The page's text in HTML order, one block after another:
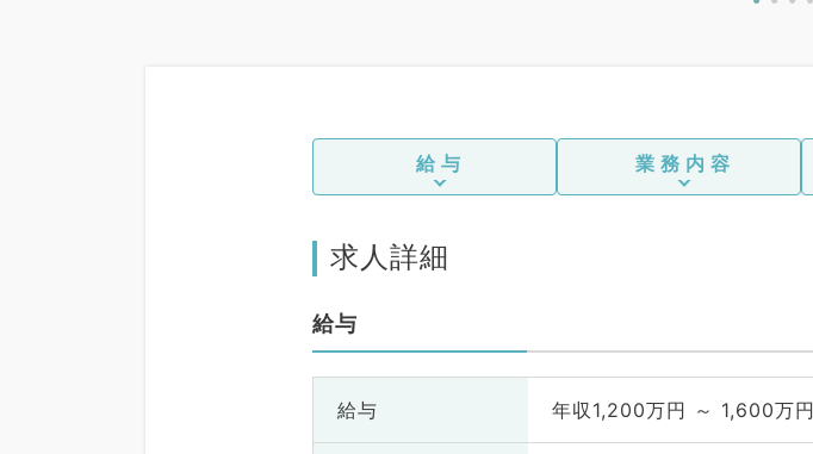
給与 業務内容
求人詳細
給与
給与 年収1,200万円 ～ 1,600万円